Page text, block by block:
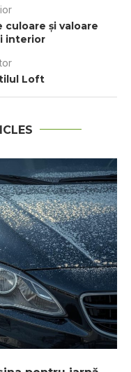
culoare şi valoare
interior
Loft